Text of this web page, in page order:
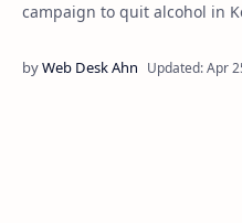
campaign to quit alcohol in